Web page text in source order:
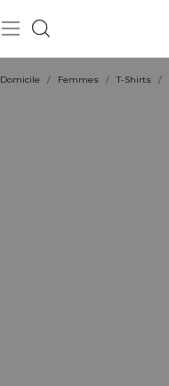
Domicile / Femmes / T-Shirts /